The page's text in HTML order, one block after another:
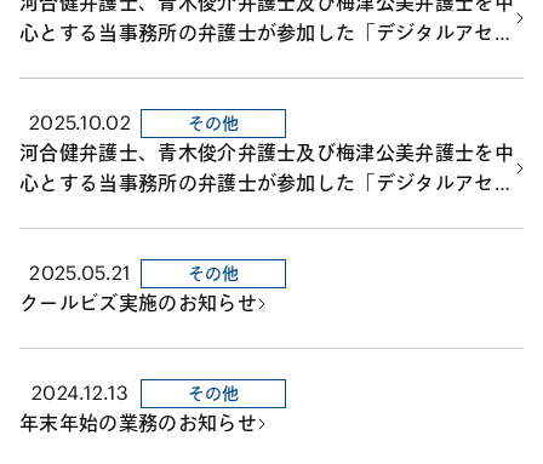
心とする当事務所の弁護士が参加した「デジタルアセッ
ついて、「報告書」が公表されました。
2025.10.02 その他
河合健弁護士、青木俊介弁護士及び梅津公美弁護士を中
心とする当事務所の弁護士が参加した「デジタルアセッ
ついて、「報告書」が公表されました。
2025.05.21 その他
クールビズ実施のお知らせ
2024.12.13 その他
年末年始の業務のお知らせ